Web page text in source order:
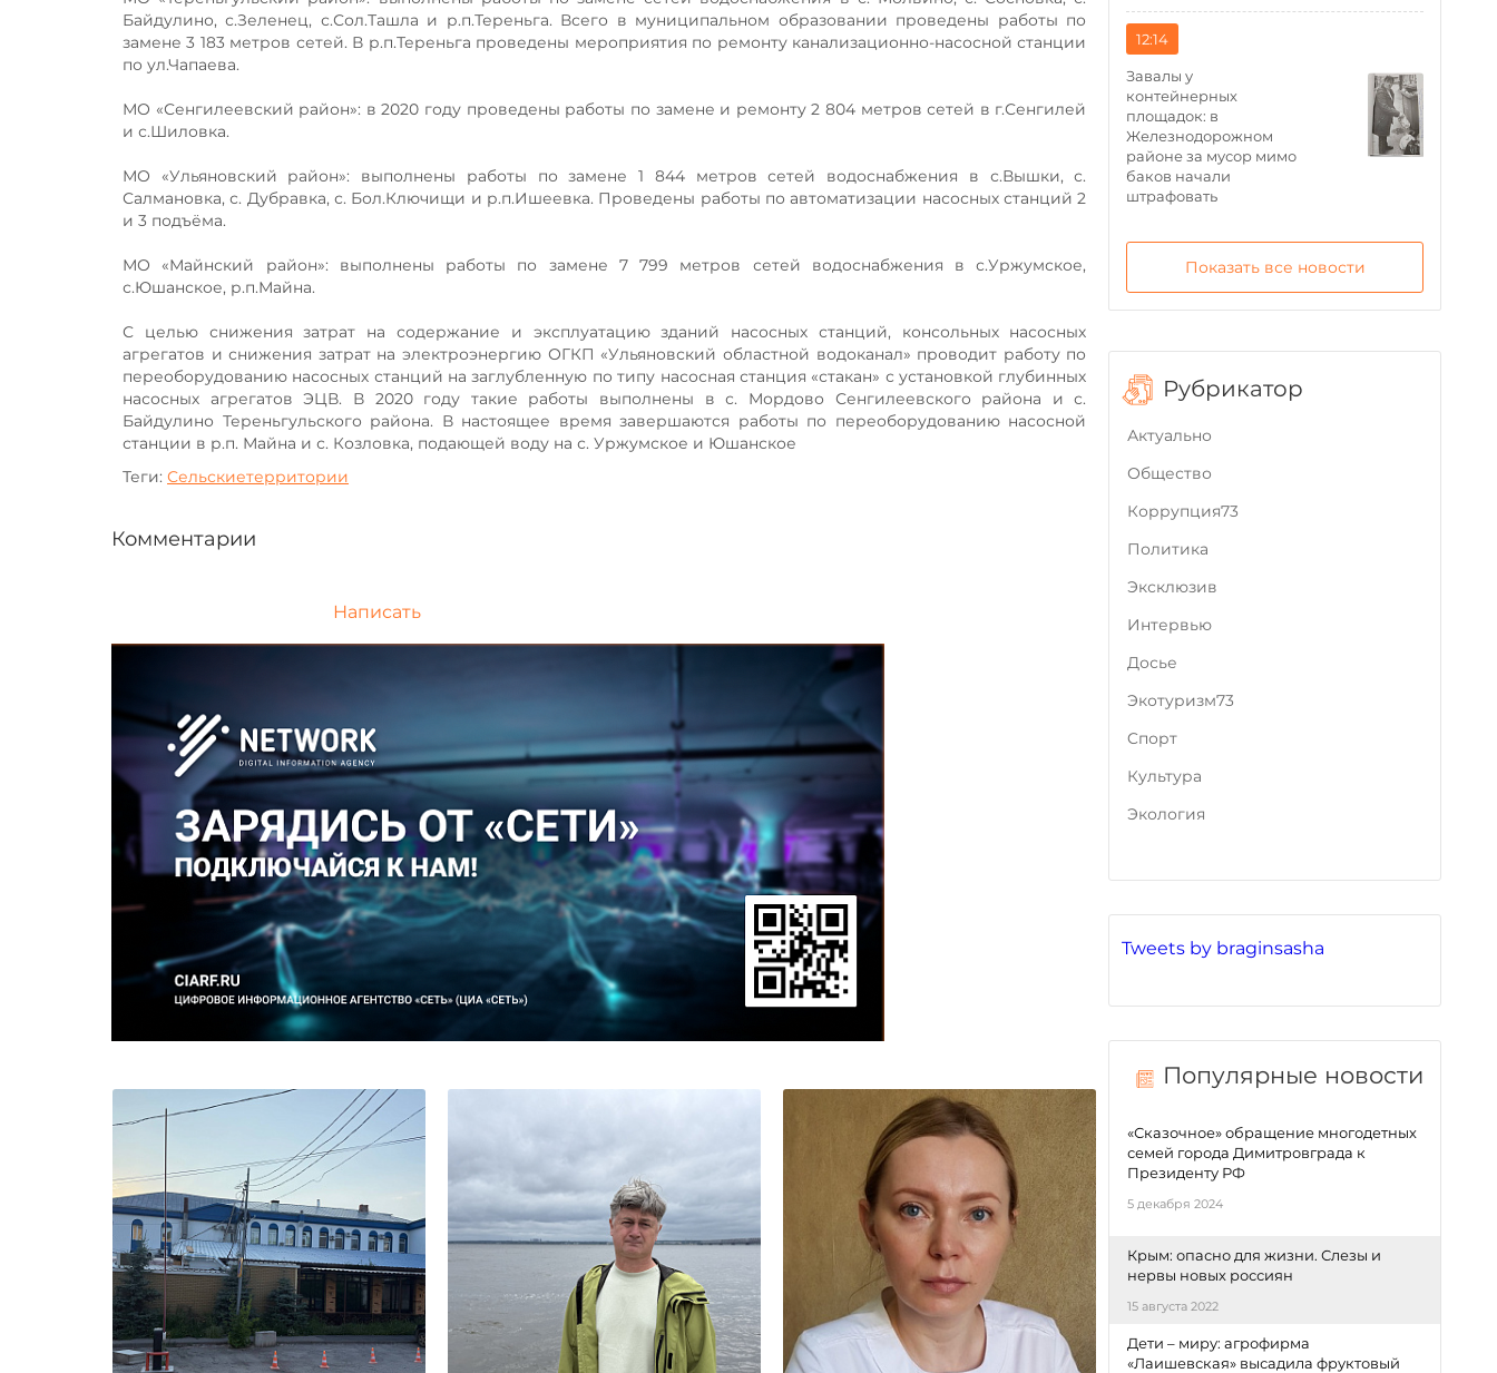
Байдулино, с.Зеленец, с.Сол.Ташла и р.п.Тереньга. Всего в муниципальном образовании проведены работы по
замене 3 183 метров сетей. В р.п.Тереньга проведены мероприятия по ремонту канализационно-насосной станции
по ул.Чапаева.
МО «Сенгилеевский район»: в 2020 году проведены работы по замене и ремонту 2 804 метров сетей в г.Сенгилей
и с.Шиловка.
МО «Ульяновский район»: выполнены работы по замене 1 844 метров сетей водоснабжения в с.Вышки, с.
Салмановка, с. Дубравка, с. Бол.Ключищи и р.п.Ишеевка. Проведены работы по автоматизации насосных станций 2
и 3 подъёма.
МО «Майнский район»: выполнены работы по замене 7 799 метров сетей водоснабжения в с.Уржумское,
с.Юшанское, р.п.Майна.
С целью снижения затрат на содержание и эксплуатацию зданий насосных станций, консольных насосных
агрегатов и снижения затрат на электроэнергию ОГКП «Ульяновский областной водоканал» проводит работу по
переоборудованию насосных станций на заглубленную по типу насосная станция «стакан» с установкой глубинных
насосных агрегатов ЭЦВ. В 2020 году такие работы выполнены в с. Мордово Сенгилеевского района и с.
Байдулино Тереньгульского района. В настоящее время завершаются работы по переоборудованию насосной
станции в р.п. Майна и с. Козловка, подающей воду на с. Уржумское и Юшанское
Теги: Сельскиетерритории
Комментарии
Написать
Tweets by braginsasha
Популярные новости
«Сказочное» обращение многодетных
семей города Димитровграда к
Президенту РФ
5 декабря 2024
Крым: опасно для жизни. Слезы и
нервы новых россиян
15 августа 2022
Дети – миру: агрофирма
«Лаишевская» высадила фруктовый
12:14
Завалы у
контейнерных
площадок: в
Железнодорожном
районе за мусор мимо
баков начали
штрафовать
Показать все новости
Рубрикатор
Актуально
Общество
Коррупция73
Политика
Эксклюзив
Интервью
Досье
Экотуризм73
Cпорт
Культура
Экология